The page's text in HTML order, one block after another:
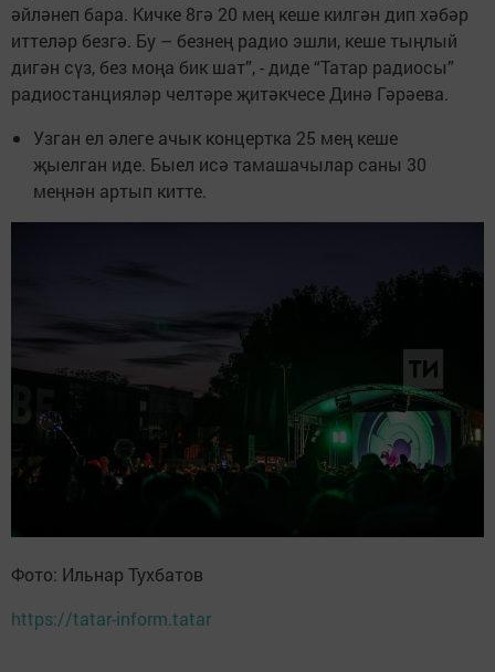
әйләнеп бара. Кичке 8гә 20 мең кеше килгән дип хәбәр
иттеләр безгә. Бу – безнең радио эшли, кеше тыңлый
дигән сүз, без моңа бик шат”, - диде “Татар радиосы”
радиостанцияләр челтәре җитәкчесе Динә Гәрәева.
Узган ел әлеге ачык концертка 25 мең кеше
җыелган иде. Быел исә тамашачылар саны 30
меңнән артып китте.
Фото: Ильнар Тухбатов
https://tatar-inform.tatar